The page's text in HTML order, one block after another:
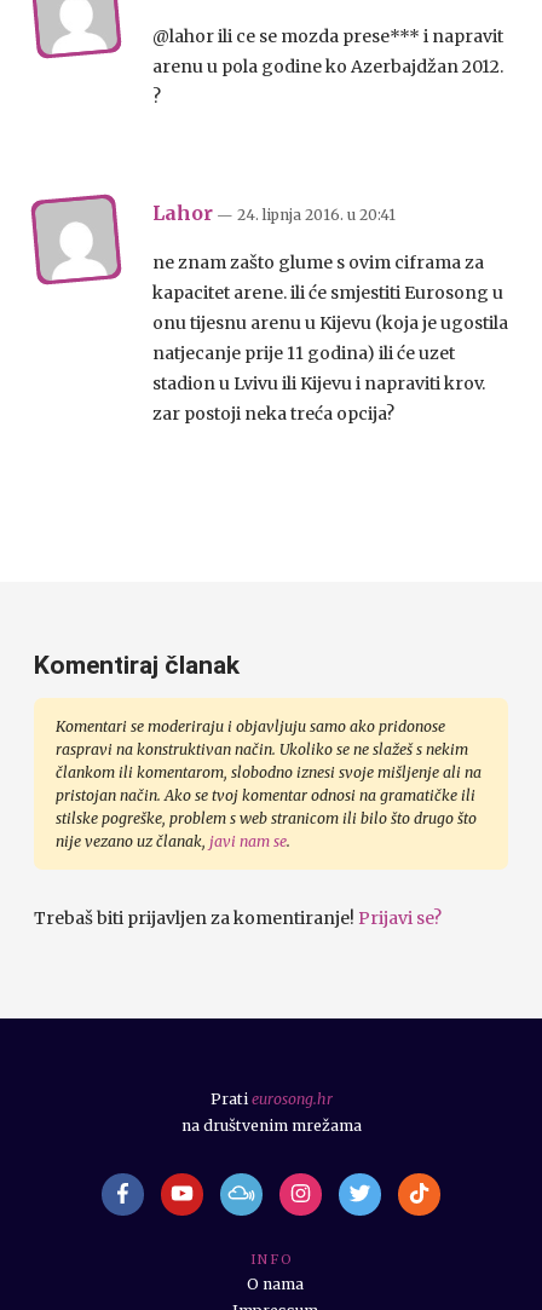
@lahor ili ce se mozda prese*** i napravit
arenu u pola godine ko Azerbajdžan 2012.
?
Lahor — 24. lipnja 2016. u 20:41
ne znam zašto glume s ovim ciframa za
kapacitet arene. ili će smjestiti Eurosong u
onu tijesnu arenu u Kijevu (koja je ugostila
natjecanje prije 11 godina) ili će uzet
stadion u Lvivu ili Kijevu i napraviti krov.
zar postoji neka treća opcija?
Komentiraj članak
Komentari se moderiraju i objavljuju samo ako pridonose
raspravi na konstruktivan način. Ukoliko se ne slažeš s nekim
člankom ili komentarom, slobodno iznesi svoje mišljenje ali na
pristojan način. Ako se tvoj komentar odnosi na gramatičke ili
stilske pogreške, problem s web stranicom ili bilo što drugo što
nije vezano uz članak, javi nam se.
Trebaš biti prijavljen za komentiranje! Prijavi se?
I N F O
O nama
Prati eurosong.hr
na društvenim mrežama